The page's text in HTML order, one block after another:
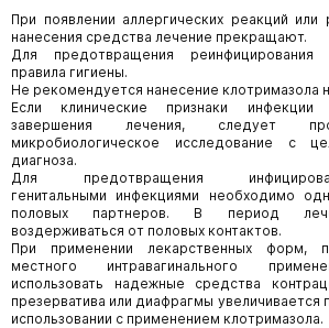
При появлении аллергических реакций
нанесения средства лечение прекращают.
Для предотвращения реинфицирования
правила гигиены.
Не рекомендуется нанесение клотримазола
Если клинические признаки инфекции
завершения лечения, следует
микробиологическое исследование с
диагноза.
Для предотвращения
генитальными инфекциями необходимо
половых партнеров. В период
воздерживаться от половых контактов.
При применении лекарственных форм,
местного интравагинального
использовать надежные средства
презерватива или диафрагмы
использовании с применением клотримазола.